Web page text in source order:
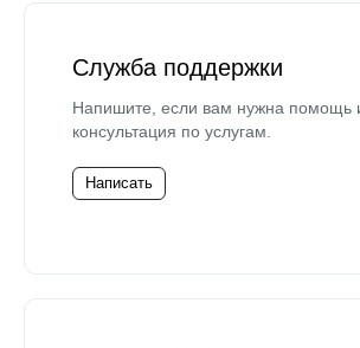
Служба поддержки
Напишите, если вам нужна помощь
консультация по услугам.
Написать